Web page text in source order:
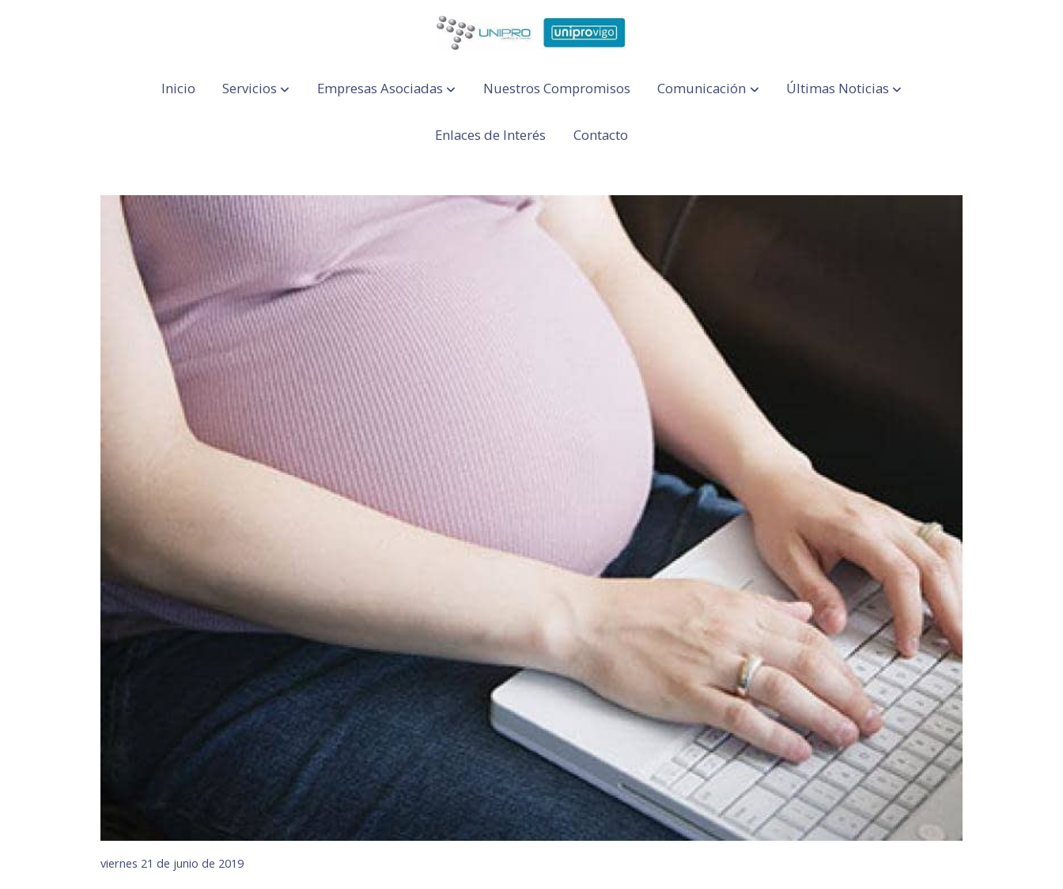
Inicio Servicios Empresas Asociadas Nuestros Compromisos Comunicación Últimas Noticias
Enlaces de Interés Contacto
viernes 21 de junio de 2019